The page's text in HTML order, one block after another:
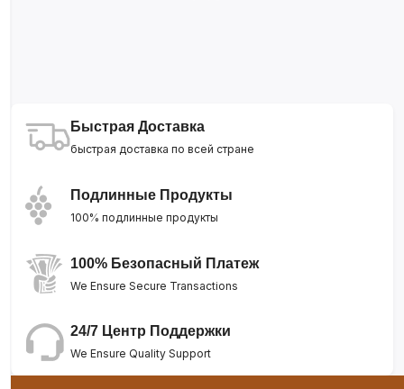
Быстрая Доставка
быстрая доставка по всей стране
Подлинные Продукты
100% подлинные продукты
100% Безопасный Платеж
We Ensure Secure Transactions
24/7 Центр Поддержки
We Ensure Quality Support